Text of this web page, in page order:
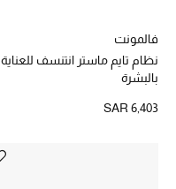
تسوقوا للمنزل
فالمونت
نظام تايم ماستر انتنسف للعناية
بالبشرة
SAR 6,403